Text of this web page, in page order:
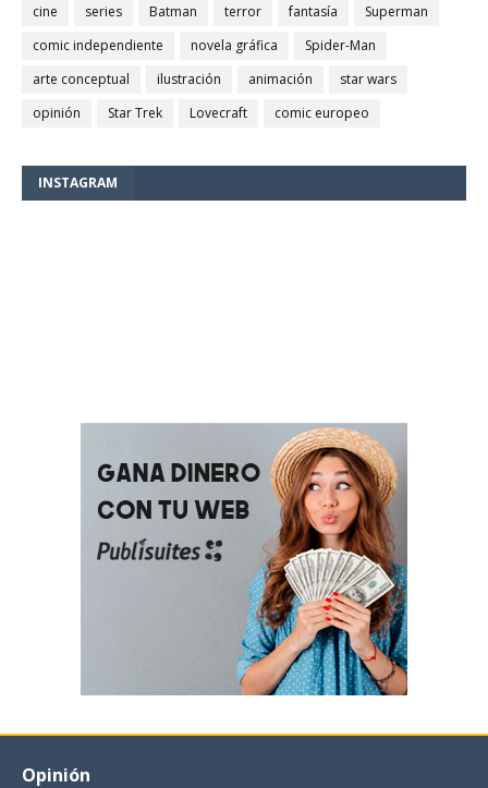
cine series Batman terror fantasía
Superman
comic independiente
novela gráfica
Spider-Man
arte conceptual
ilustración animación
star wars
opinión
Star Trek Lovecraft comic europeo
INSTAGRAM
Opinión